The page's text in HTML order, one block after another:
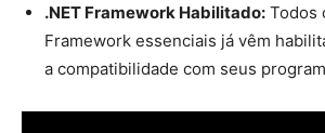
.NET Framework Habilitado: Todos
Framework essenciais já vêm
a compatibilidade com seus